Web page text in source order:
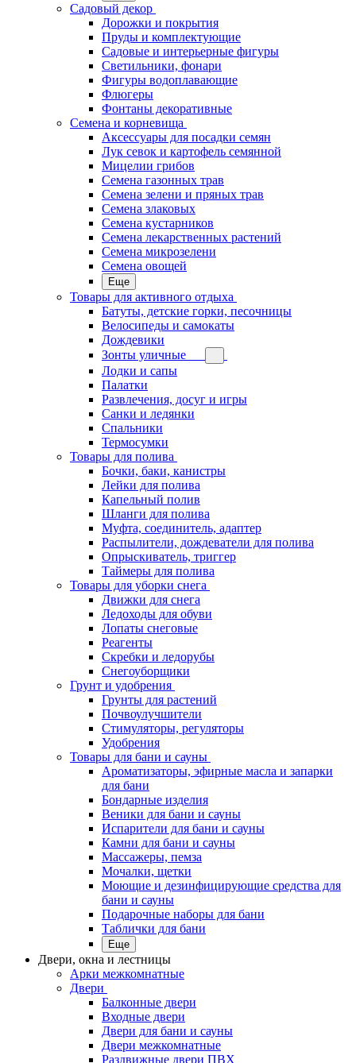
Садовый декор
Дорожки и покрытия
Пруды и комплектующие
Садовые и интерьерные фигуры
Светильники, фонари
Фигуры водоплавающие
Флюгеры
Фонтаны декоративные
Семена и корневища
Аксессуары для посадки семян
Лук севок и картофель семянной
Мицелии грибов
Семена газонных трав
Семена зелени и пряных трав
Семена злаковых
Семена кустарников
Семена лекарственных растений
Семена микрозелени
Семена овощей
Еще
Товары для активного отдыха
Батуты, детские горки, песочницы
Велосипеды и самокаты
Дождевики
Зонты уличные
Лодки и сапы
Палатки
Развлечения, досуг и игры
Санки и ледянки
Спальники
Термосумки
Товары для полива
Бочки, баки, канистры
Лейки для полива
Капельный полив
Шланги для полива
Муфта, соединитель, адаптер
Распылители, дождеватели для полива
Опрыскиватель, триггер
Таймеры для полива
Товары для уборки снега
Движки для снега
Ледоходы для обуви
Лопаты снеговые
Реагенты
Скребки и ледорубы
Снегоуборщики
Грунт и удобрения
Грунты для растений
Почвоулучшители
Стимуляторы, регуляторы
Удобрения
Товары для бани и сауны
Ароматизаторы, эфирные масла и запарки
для бани
Бондарные изделия
Веники для бани и сауны
Испарители для бани и сауны
Камни для бани и сауны
Массажеры, пемза
Мочалки, щетки
Моющие и дезинфицирующие средства для
бани и сауны
Подарочные наборы для бани
Таблички для бани
Еще
Двери, окна и лестницы
Арки межкомнатные
Двери
Балконные двери
Входные двери
Двери для бани и сауны
Двери межкомнатные
Раздвижные двери ПВХ